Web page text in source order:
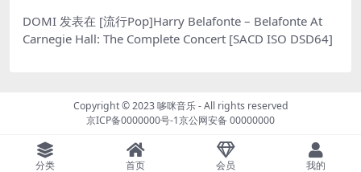
DOMI 发表在 [流行Pop]Harry Belafonte – Belafonte At
Carnegie Hall: The Complete Concert [SACD ISO DSD64]
Copyright © 2023哆咪音乐- All rights reserved
京ICP备0000000号-1京公网安备 00000000
分类 首页 会员 我的